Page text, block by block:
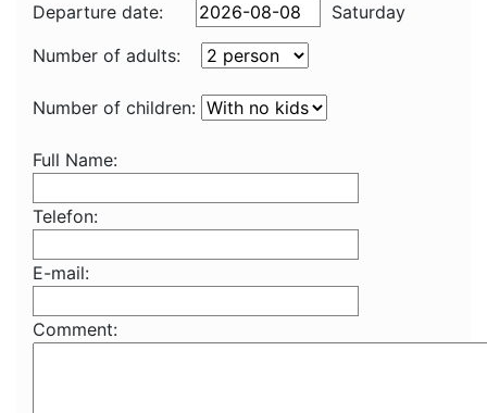
Departure date:
Saturday
Number of adults:
Number of children:
Full Name:
Telefon:
E-mail:
Comment: